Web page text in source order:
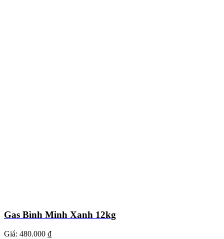
Gas Bình Minh Xanh 12kg
Giá: 480.000 ₫